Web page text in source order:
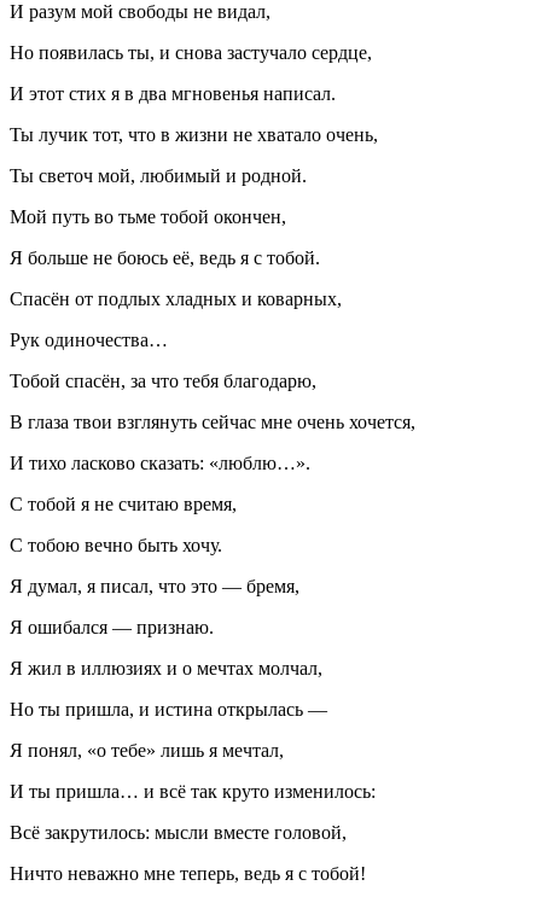
И разум мой свободы не видал,
Но появилась ты, и снова застучало сердце,
И этот стих я в два мгновенья написал.
Ты лучик тот, что в жизни не хватало очень,
Ты светоч мой, любимый и родной.
Мой путь во тьме тобой окончен,
Я больше не боюсь её, ведь я с тобой.
Спасён от подлых хладных и коварных,
Рук одиночества…
Тобой спасён, за что тебя благодарю,
В глаза твои взглянуть сейчас мне очень хочется,
И тихо ласково сказать: «люблю…».
С тобой я не считаю время,
С тобою вечно быть хочу.
Я думал, я писал, что это — бремя,
Я ошибался — признаю.
Я жил в иллюзиях и о мечтах молчал,
Но ты пришла, и истина открылась —
Я понял, «о тебе» лишь я мечтал,
И ты пришла… и всё так круто изменилось:
Всё закрутилось: мысли вместе головой,
Ничто неважно мне теперь, ведь я с тобой!